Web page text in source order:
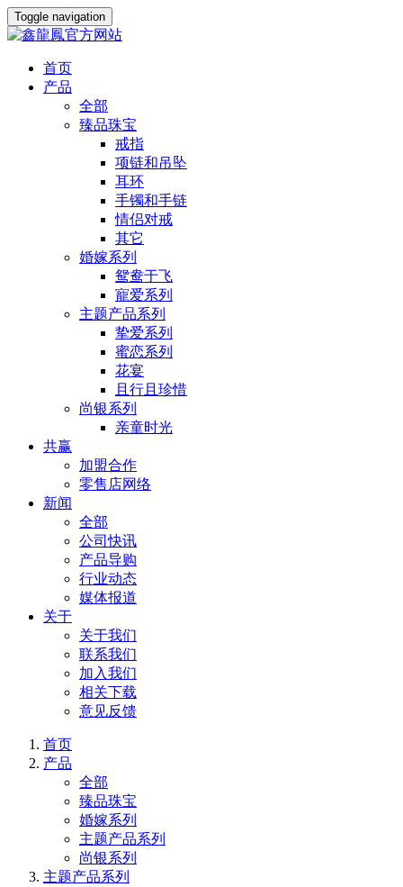
Toggle navigation
首页
产品
全部
臻品珠宝
戒指
项链和吊坠
耳环
手镯和手链
情侣对戒
其它
婚嫁系列
鸳鸯于飞
寵爱系列
主题产品系列
挚爱系列
蜜恋系列
花宴
且行且珍惜
尚银系列
亲童时光
共赢
加盟合作
零售店网络
新闻
全部
公司快讯
产品导购
行业动态
媒体报道
关于
关于我们
联系我们
加入我们
相关下载
意见反馈
首页
产品
全部
臻品珠宝
婚嫁系列
主题产品系列
尚银系列
主题产品系列